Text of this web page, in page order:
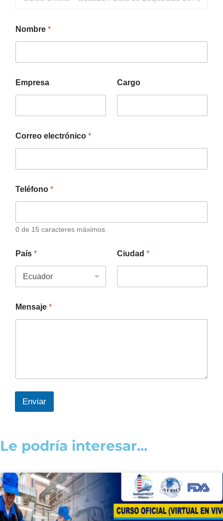
Nombre *
Empresa Cargo
Correo electrónico *
Teléfono *
0 de 15 caracteres máximos.
País * Ciudad *
Mensaje *
Enviar
Le podría interesar...